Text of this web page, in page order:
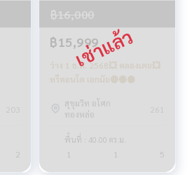
203
2
฿16,000
฿15,999
ว่าง 1 ธ.ค. 2568💥 คลองเตย💥
ทรีคอนโด เอกมัย🔴🟢🟡
สุขุมวิท อโศก
ทองหล่อ
261
พื้นที่ : 40.00 ตร.ม.
1 1 5